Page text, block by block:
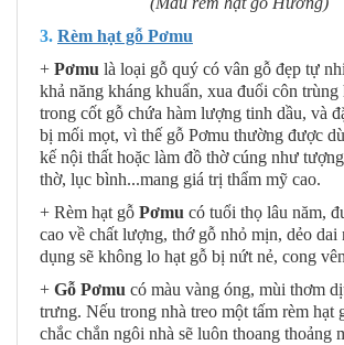
3. Rèm hạt gỗ Pơmu
+ Pơmu là loại gỗ quý có vân gỗ đẹp tự
khả năng kháng khuẩn, xua đuổi côn trùng
trong cốt gỗ chứa hàm lượng tinh dầu, và
bị mối mọt, vì thế gỗ Pơmu thường được
kế nội thất hoặc làm đồ thờ cúng như
thờ, lục bình...mang giá trị thẩm mỹ cao.
+ Rèm hạt gỗ Pơmu có tuổi thọ lâu năm,
cao về chất lượng, thớ gỗ nhỏ mịn, dẻo dai
dụng sẽ không lo hạt gỗ bị nứt nẻ, cong
+ Gỗ Pơmu có màu vàng óng, mùi thơm
trưng. Nếu trong nhà treo một tấm rèm hạt
chắc chắn ngôi nhà sẽ luôn thoang thoảng